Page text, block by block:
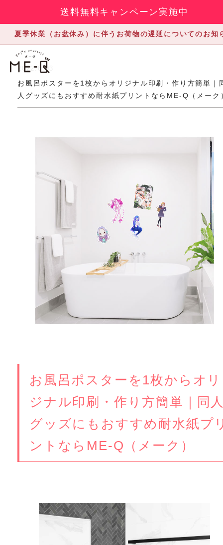
送料無料キャンペーン実施中
夏季休業（お盆休み）に伴うお荷物の遅延についてのお知
2022.8.03
お風呂ポスターを1枚からオリジナル印刷・作り方簡単｜
人グッズにもおすすめ耐水紙プリントならME-Q（メーク
お風呂ポスターを1枚からオリ
ジナル印刷・作り方簡単｜同
グッズにもおすすめ耐水紙プ
ントならME-Q（メーク）